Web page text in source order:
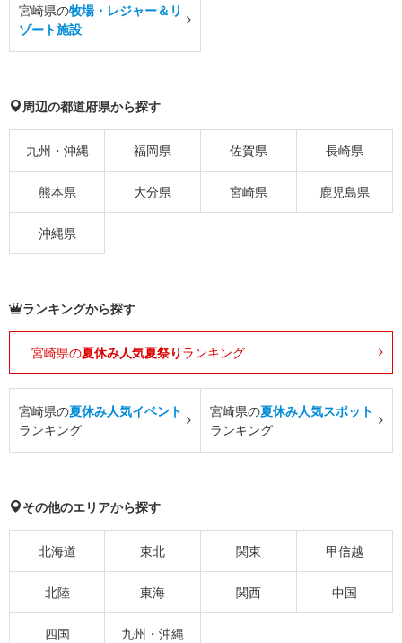
宮崎県の牧場・レジャー＆リ
ゾート施設
周辺の都道府県から探す
九州・沖縄 福岡県 佐賀県 長崎県
熊本県 大分県 宮崎県 鹿児島県
沖縄県
ランキングから探す
宮崎県の夏休み人気夏祭り ランキング
宮崎県の夏休み人気イベント
ランキング
宮崎県の夏休み人気スポット
ランキング
その他のエリアから探す
北海道 東北 関東 甲信越
北陸 東海 関西 中国
四国 九州・沖縄